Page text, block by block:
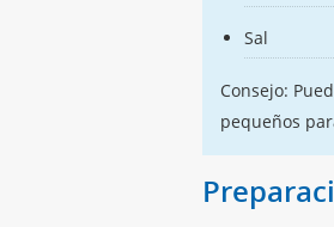
Sal
Consejo:
pequeños